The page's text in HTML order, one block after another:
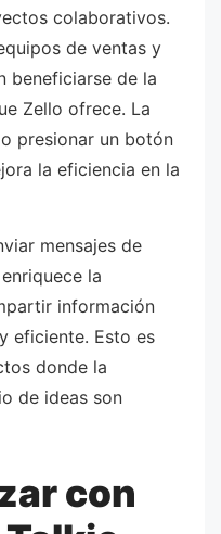
colaborativos.
de ventas y
beneficiarse de la
Zello ofrece. La
presionar un botón
la eficiencia en la
mensajes de
la
información
eficiente. Esto es
donde la
de ideas son
con